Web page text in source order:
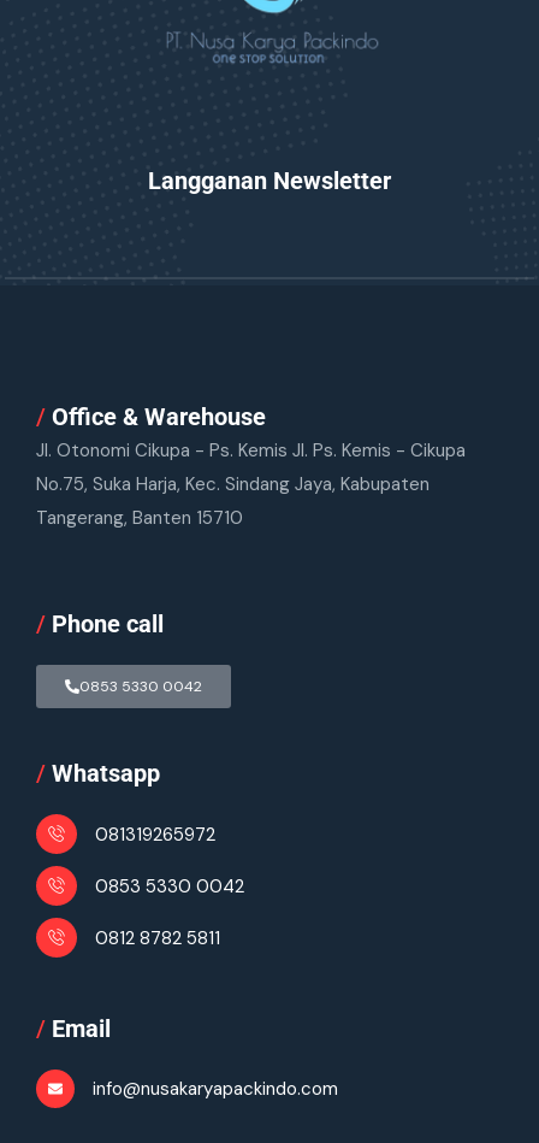
Langganan Newsletter
/ Office & Warehouse
Jl. Otonomi Cikupa - Ps. Kemis Jl. Ps. Kemis - Cikupa
No.75, Suka Harja, Kec. Sindang Jaya, Kabupaten
Tangerang, Banten 15710
/ Phone call
0853 5330 0042
/ Whatsapp
081319265972
0853 5330 0042
0812 8782 5811
/ Email
info@nusakaryapackindo.com